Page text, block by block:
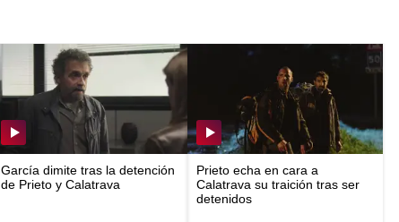
García dimite tras la detención
de Prieto y Calatrava
Prieto echa en cara a
Calatrava su traición tras ser
detenidos